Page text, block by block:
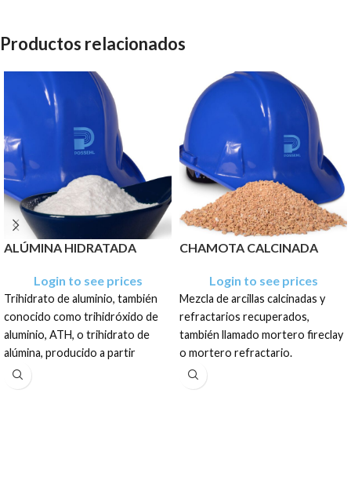
Productos relacionados
ALÚMINA HIDRATADA
Login to see prices
Trihidrato de aluminio, también
conocido como trihidróxido de
aluminio, ATH, o trihidrato de
alúmina, producido a partir
mineral de bauxita. Este mineral
natural se refina para obtener un
CHAMOTA CALCINADA
Login to see prices
Mezcla de arcillas calcinadas y
refractarios recuperados,
también llamado mortero fireclay
o mortero refractario.
El producto tiene una